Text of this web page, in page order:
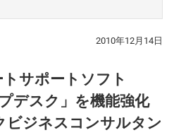
2010年12月14日
サポートソフト
デスク」を機能強化
ビジネスコンサルタン